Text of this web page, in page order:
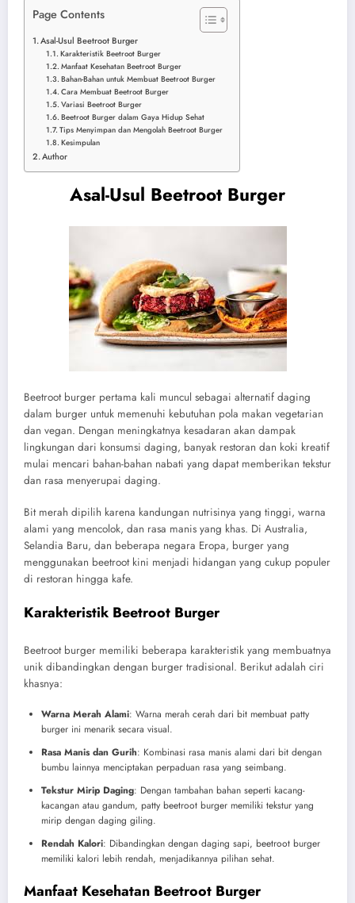
Page Contents
Asal-Usul Beetroot Burger
Karakteristik Beetroot Burger
Manfaat Kesehatan Beetroot Burger
Bahan-Bahan untuk Membuat Beetroot Burger
Cara Membuat Beetroot Burger
Variasi Beetroot Burger
Beetroot Burger dalam Gaya Hidup Sehat
Tips Menyimpan dan Mengolah Beetroot Burger
Kesimpulan
Author
Asal-Usul Beetroot Burger
Beetroot burger pertama kali muncul sebagai alternatif daging
dalam burger untuk memenuhi kebutuhan pola makan vegetarian
dan vegan. Dengan meningkatnya kesadaran akan dampak
lingkungan dari konsumsi daging, banyak restoran dan koki kreatif
mulai mencari bahan-bahan nabati yang dapat memberikan tekstur
dan rasa menyerupai daging.
Bit merah dipilih karena kandungan nutrisinya yang tinggi, warna
alami yang mencolok, dan rasa manis yang khas. Di Australia,
Selandia Baru, dan beberapa negara Eropa, burger yang
menggunakan beetroot kini menjadi hidangan yang cukup populer
di restoran hingga kafe.
Karakteristik Beetroot Burger
Beetroot burger memiliki beberapa karakteristik yang membuatnya
unik dibandingkan dengan burger tradisional. Berikut adalah ciri
khasnya:
Warna Merah Alami: Warna merah cerah dari bit membuat patty
burger ini menarik secara visual.
Rasa Manis dan Gurih: Kombinasi rasa manis alami dari bit dengan
bumbu lainnya menciptakan perpaduan rasa yang seimbang.
Tekstur Mirip Daging: Dengan tambahan bahan seperti kacang-
kacangan atau gandum, patty beetroot burger memiliki tekstur yang
mirip dengan daging giling.
Rendah Kalori: Dibandingkan dengan daging sapi, beetroot burger
memiliki kalori lebih rendah, menjadikannya pilihan sehat.
Manfaat Kesehatan Beetroot Burger